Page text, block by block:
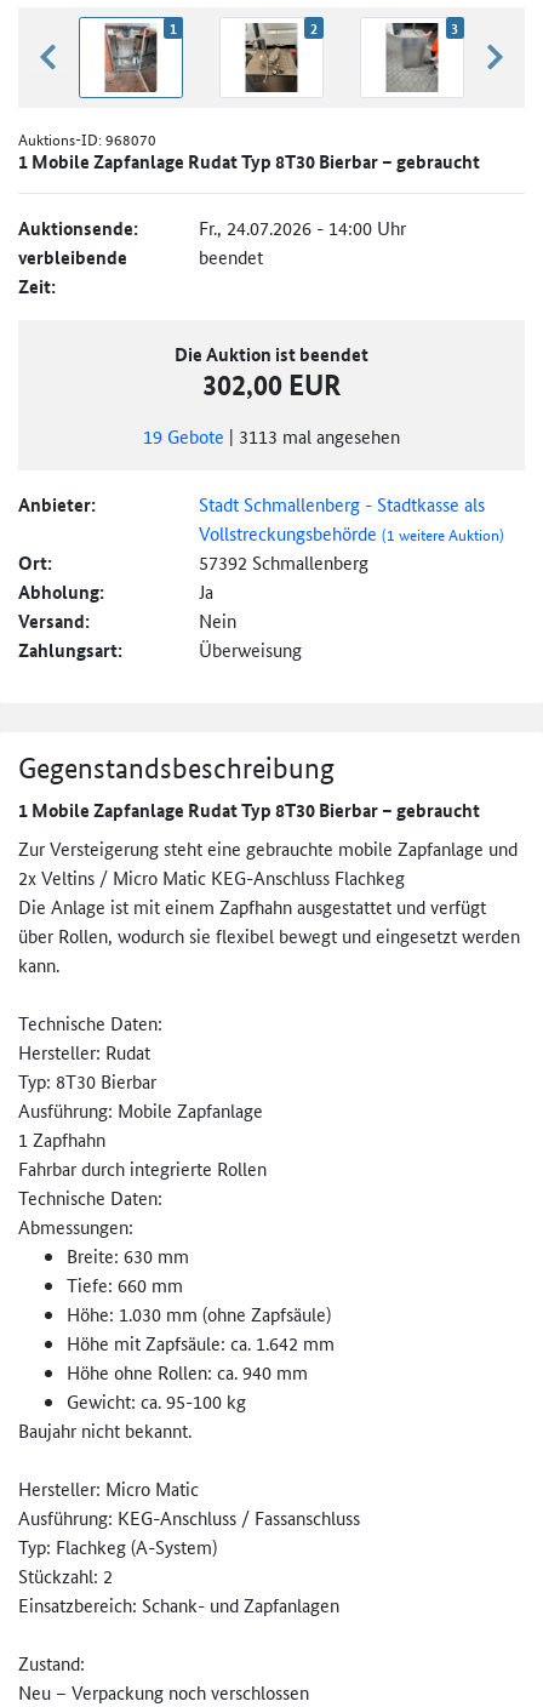
zurück blättern
1 2 3
Auktions-ID:968070
1 Mobile Zapfanlage Rudat Typ 8T30 Bierbar – gebraucht
Auktionsende: Fr., 24.07.2026 - 14:00 Uhr
verbleibende
Zeit:
beendet
Die Auktion ist beendet
302,00 EUR
19 Gebote | 3113 mal angesehen
Anbieter:
Stadt Schmallenberg - Stadtkasse als
Vollstreckungsbehörde(1 weitere Auktion)
Ort: 57392 Schmallenberg
Abholung: Ja
Versand: Nein
Zahlungsart: Überweisung
Gegenstandsbeschreibung
1 Mobile Zapfanlage Rudat Typ 8T30 Bierbar – gebraucht
Zur Versteigerung steht eine gebrauchte mobile Zapfanlage und
2x Veltins / Micro Matic KEG-Anschluss Flachkeg
Die Anlage ist mit einem Zapfhahn ausgestattet und verfügt
über Rollen, wodurch sie flexibel bewegt und eingesetzt werden
kann.
Technische Daten:
Hersteller: Rudat
Typ: 8T30 Bierbar
Ausführung: Mobile Zapfanlage
1 Zapfhahn
Fahrbar durch integrierte Rollen
Technische Daten:
Abmessungen:
Breite: 630 mm
Tiefe: 660 mm
Höhe: 1.030 mm (ohne Zapfsäule)
Höhe mit Zapfsäule: ca. 1.642 mm
Höhe ohne Rollen: ca. 940 mm
Gewicht: ca. 95-100 kg
Baujahr nicht bekannt.
Hersteller: Micro Matic
Ausführung: KEG-Anschluss / Fassanschluss
Typ: Flachkeg (A-System)
Stückzahl: 2
Einsatzbereich: Schank- und Zapfanlagen
Zustand:
Neu – Verpackung noch verschlossen